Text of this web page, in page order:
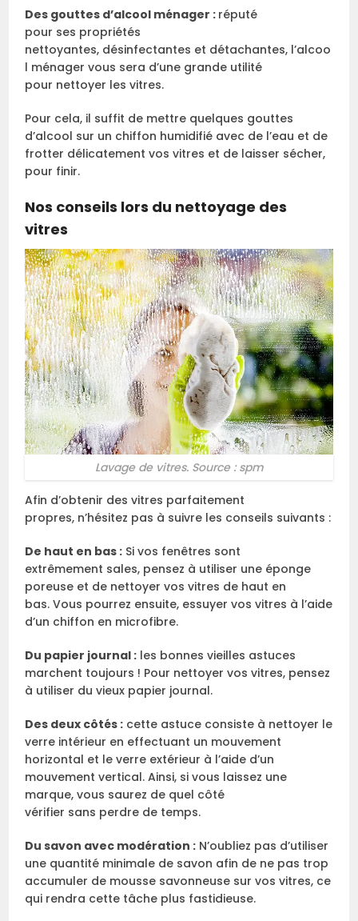
Des gouttes d’alcool ménager : réputé
pour ses propriétés
nettoyantes, désinfectantes et détachantes, l’alcoo
l ménager vous sera d’une grande utilité
pour nettoyer les vitres.
Pour cela, il suffit de mettre quelques gouttes
d’alcool sur un chiffon humidifié avec de l’eau et de
frotter délicatement vos vitres et de laisser sécher,
pour finir.
Nos conseils lors du nettoyage des
vitres
Lavage de vitres. Source : spm
Afin d’obtenir des vitres parfaitement
propres, n’hésitez pas à suivre les conseils suivants :
De haut en bas : Si vos fenêtres sont
extrêmement sales, pensez à utiliser une éponge
poreuse et de nettoyer vos vitres de haut en
bas. Vous pourrez ensuite, essuyer vos vitres à l’aide
d’un chiffon en microfibre.
Du papier journal : les bonnes vieilles astuces
marchent toujours ! Pour nettoyer vos vitres, pensez
à utiliser du vieux papier journal.
Des deux côtés : cette astuce consiste à nettoyer le
verre intérieur en effectuant un mouvement
horizontal et le verre extérieur à l’aide d’un
mouvement vertical. Ainsi, si vous laissez une
marque, vous saurez de quel côté
vérifier sans perdre de temps.
Du savon avec modération : N’oubliez pas d’utiliser
une quantité minimale de savon afin de ne pas trop
accumuler de mousse savonneuse sur vos vitres, ce
qui rendra cette tâche plus fastidieuse.